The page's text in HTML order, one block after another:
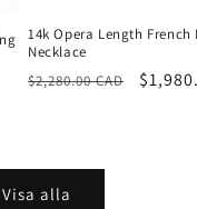
14k Opera Length French
Necklace
Ordinarie
$2,280.00 CAD
Visa alla